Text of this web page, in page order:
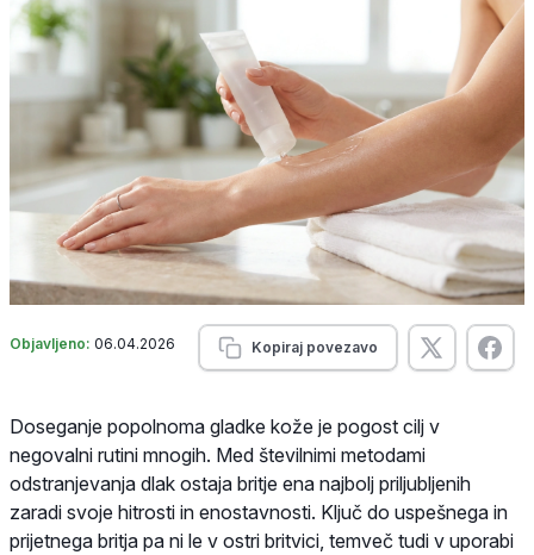
Objavljeno: 06.04.2026 Kopiraj povezavo
Doseganje popolnoma gladke kože je pogost cilj v
negovalni rutini mnogih. Med številnimi metodami
odstranjevanja dlak ostaja britje ena najbolj priljubljenih
zaradi svoje hitrosti in enostavnosti. Ključ do uspešnega in
prijetnega britja pa ni le v ostri britvici, temveč tudi v uporabi